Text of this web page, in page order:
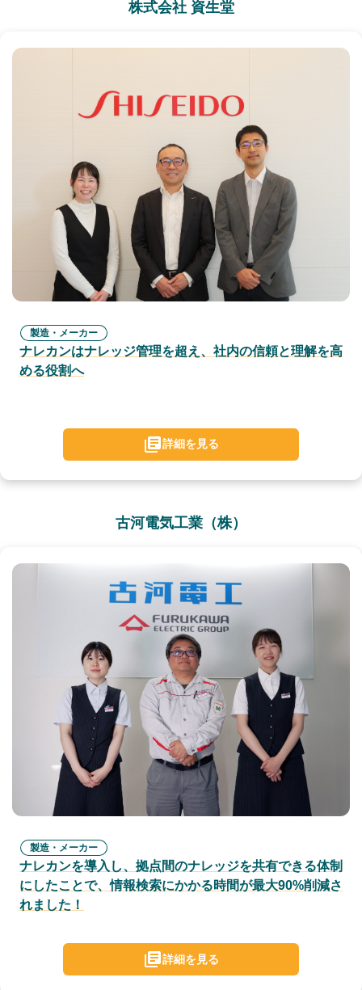
株式会社 資生堂
製造・メーカー
ナレカンはナレッジ管理を超え、社内の信頼と理解を高
める役割へ
詳細を見る
古河電気工業（株）
製造・メーカー
ナレカンを導入し、拠点間のナレッジを共有できる体制
にしたことで、情報検索にかかる時間が最大90%削減さ
れました！
詳細を見る